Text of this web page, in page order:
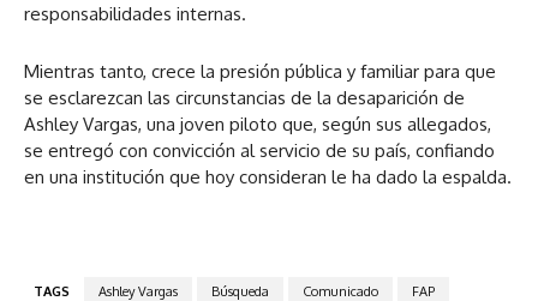
responsabilidades internas.
Mientras tanto, crece la presión pública y familiar para que
se esclarezcan las circunstancias de la desaparición de
Ashley Vargas, una joven piloto que, según sus allegados,
se entregó con convicción al servicio de su país, confiando
en una institución que hoy consideran le ha dado la espalda.
TAGS Ashley Vargas Búsqueda Comunicado FAP